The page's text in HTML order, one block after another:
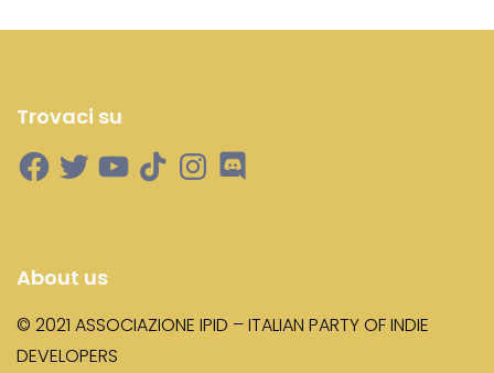
Trovaci su
About us
© 2021 ASSOCIAZIONE IPID – ITALIAN PARTY OF INDIE
DEVELOPERS